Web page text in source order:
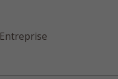
Entreprise